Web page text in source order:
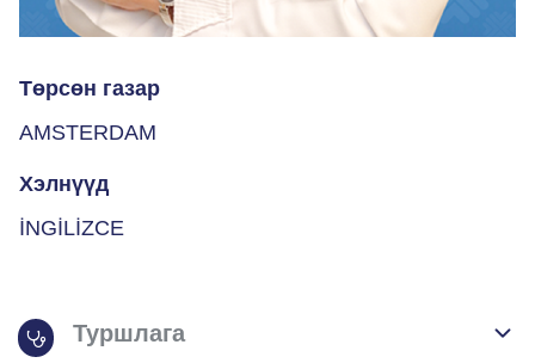
Төрсөн газар
AMSTERDAM
Хэлнүүд
İNGİLİZCE
Туршлага